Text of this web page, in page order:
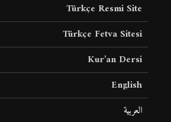
Türkçe Resmi Site
Türkçe Fetva Sitesi
Kur’an Dersi
English
العربية